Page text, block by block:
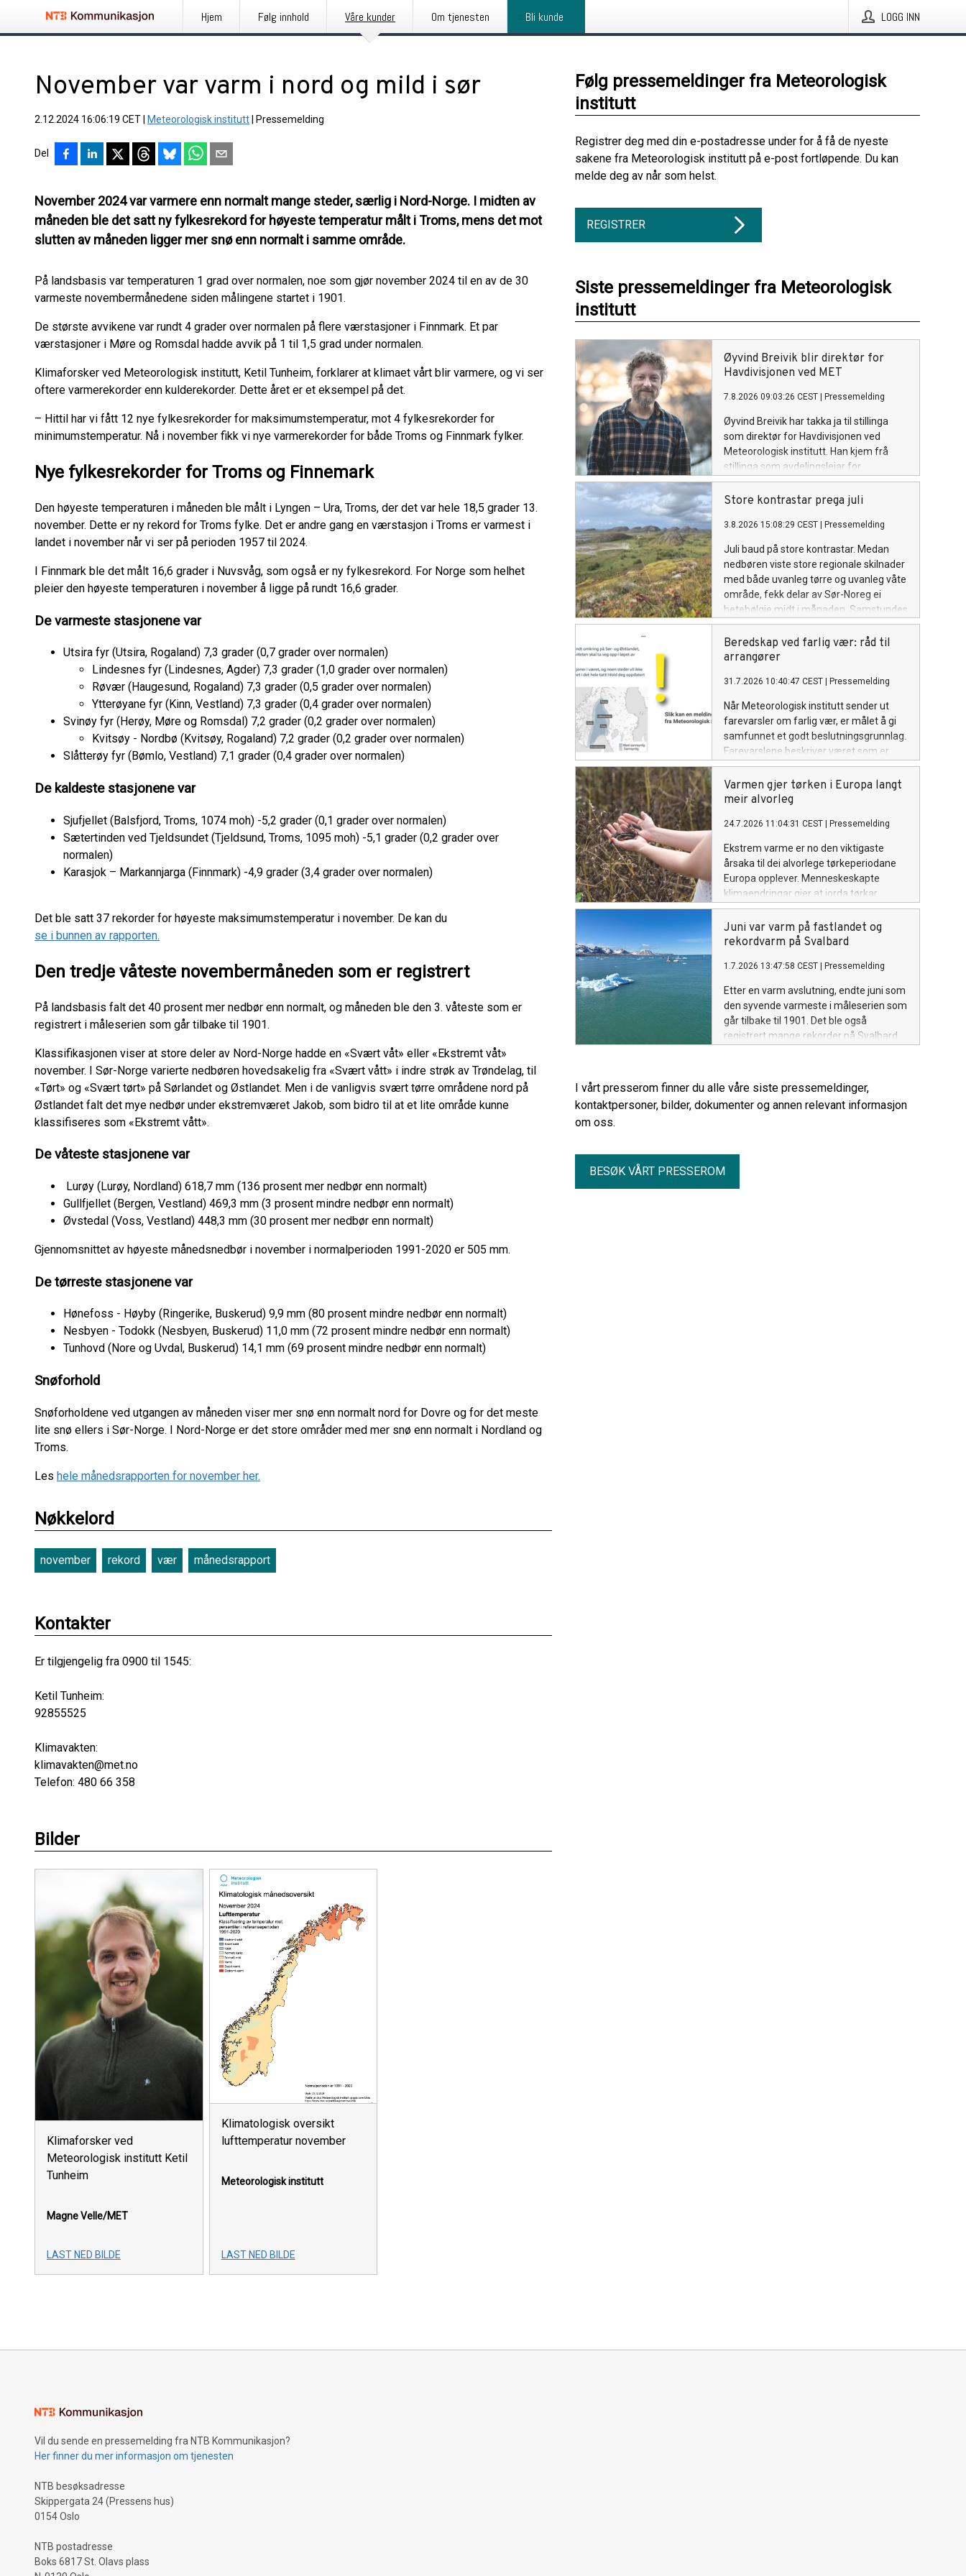
Hjem Følg innhold Våre kunder Om tjenesten Bli kunde LOGG INN
November var varm i nord og mild i sør
2.12.2024 16:06:19 CET Meteorologisk institutt Pressemelding
Del
November 2024 var varmere enn normalt mange steder, særlig i Nord-Norge. I midten av
måneden ble det satt ny fylkesrekord for høyeste temperatur målt i Troms, mens det mot
slutten av måneden ligger mer snø enn normalt i samme område.
På landsbasis var temperaturen 1 grad over normalen, noe som gjør november 2024 til en av de 30
varmeste novembermånedene siden målingene startet i 1901.
De største avvikene var rundt 4 grader over normalen på flere værstasjoner i Finnmark. Et par
værstasjoner i Møre og Romsdal hadde avvik på 1 til 1,5 grad under normalen.
Klimaforsker ved Meteorologisk institutt, Ketil Tunheim, forklarer at klimaet vårt blir varmere, og vi ser
oftere varmerekorder enn kulderekorder. Dette året er et eksempel på det.
– Hittil har vi fått 12 nye fylkesrekorder for maksimumstemperatur, mot 4 fylkesrekorder for
minimumstemperatur. Nå i november fikk vi nye varmerekorder for både Troms og Finnmark fylker.
Nye fylkesrekorder for Troms og Finnemark
Den høyeste temperaturen i måneden ble målt i Lyngen – Ura, Troms, der det var hele 18,5 grader 13.
november. Dette er ny rekord for Troms fylke. Det er andre gang en værstasjon i Troms er varmest i
landet i november når vi ser på perioden 1957 til 2024.
I Finnmark ble det målt 16,6 grader i Nuvsvåg, som også er ny fylkesrekord. For Norge som helhet
pleier den høyeste temperaturen i november å ligge på rundt 16,6 grader.
De varmeste stasjonene var
Utsira fyr (Utsira, Rogaland) 7,3 grader (0,7 grader over normalen)
Lindesnes fyr (Lindesnes, Agder) 7,3 grader (1,0 grader over normalen)
Røvær (Haugesund, Rogaland) 7,3 grader (0,5 grader over normalen)
Ytterøyane fyr (Kinn, Vestland) 7,3 grader (0,4 grader over normalen)
Svinøy fyr (Herøy, Møre og Romsdal) 7,2 grader (0,2 grader over normalen)
Kvitsøy - Nordbø (Kvitsøy, Rogaland) 7,2 grader (0,2 grader over normalen)
Slåtterøy fyr (Bømlo, Vestland) 7,1 grader (0,4 grader over normalen)
De kaldeste stasjonene var
Sjufjellet (Balsfjord, Troms, 1074 moh) -5,2 grader (0,1 grader over normalen)
Sætertinden ved Tjeldsundet (Tjeldsund, Troms, 1095 moh) -5,1 grader (0,2 grader over
normalen)
Karasjok – Markannjarga (Finnmark) -4,9 grader (3,4 grader over normalen)
Det ble satt 37 rekorder for høyeste maksimumstemperatur i november. De kan du
se i bunnen av rapporten.
Den tredje våteste novembermåneden som er registrert
På landsbasis falt det 40 prosent mer nedbør enn normalt, og måneden ble den 3. våteste som er
registrert i måleserien som går tilbake til 1901.
Klassifikasjonen viser at store deler av Nord-Norge hadde en «Svært våt» eller «Ekstremt våt»
november. I Sør-Norge varierte nedbøren hovedsakelig fra «Svært vått» i indre strøk av Trøndelag, til
«Tørt» og «Svært tørt» på Sørlandet og Østlandet. Men i de vanligvis svært tørre områdene nord på
Østlandet falt det mye nedbør under ekstremværet Jakob, som bidro til at et lite område kunne
klassifiseres som «Ekstremt vått».
De våteste stasjonene var
Lurøy (Lurøy, Nordland) 618,7 mm (136 prosent mer nedbør enn normalt)
Gullfjellet (Bergen, Vestland) 469,3 mm (3 prosent mindre nedbør enn normalt)
Øvstedal (Voss, Vestland) 448,3 mm (30 prosent mer nedbør enn normalt)
Gjennomsnittet av høyeste månedsnedbør i november i normalperioden 1991-2020 er 505 mm.
De tørreste stasjonene var
Hønefoss - Høyby (Ringerike, Buskerud) 9,9 mm (80 prosent mindre nedbør enn normalt)
Nesbyen - Todokk (Nesbyen, Buskerud) 11,0 mm (72 prosent mindre nedbør enn normalt)
Tunhovd (Nore og Uvdal, Buskerud) 14,1 mm (69 prosent mindre nedbør enn normalt)
Snøforhold
Snøforholdene ved utgangen av måneden viser mer snø enn normalt nord for Dovre og for det meste
lite snø ellers i Sør-Norge. I Nord-Norge er det store områder med mer snø enn normalt i Nordland og
Troms.
Les hele månedsrapporten for november her.
Nøkkelord
november rekord vær månedsrapport
Kontakter
Er tilgjengelig fra 0900 til 1545:
Ketil Tunheim:
92855525
Klimavakten:
klimavakten@met.no
Telefon: 480 66 358
Bilder
Klimaforsker ved
Meteorologisk institutt Ketil
Tunheim
Magne Velle/MET
LAST NED BILDE
Klimatologisk oversikt
lufttemperatur november
Meteorologisk institutt
LAST NED BILDE
Følg pressemeldinger fra Meteorologisk
institutt
Registrer deg med din e-postadresse under for å få de nyeste
sakene fra Meteorologisk institutt på e-post fortløpende. Du kan
melde deg av når som helst.
REGISTRER
Siste pressemeldinger fra Meteorologisk
institutt
Øyvind Breivik blir direktør for
Havdivisjonen ved MET
7.8.2026 09:03:26 CEST Pressemelding
Øyvind Breivik har takka ja til stillinga
som direktør for Havdivisjonen ved
Meteorologisk institutt. Han kjem frå
stillinga som avdelingsleiar for
oseanografi og maritim meteorologi ved
instituttet.
Store kontrastar prega juli
3.8.2026 15:08:29 CEST Pressemelding
Juli baud på store kontrastar. Medan
nedbøren viste store regionale skilnader
med både uvanleg tørre og uvanleg våte
område, fekk delar av Sør-Noreg ei
hetebølgje midt i månaden. Samstundes
var store delar av Europa prega av
langvarig varme, tørke og skogbrannar.
Beredskap ved farlig vær: råd til
arrangører
31.7.2026 10:40:47 CEST Pressemelding
Når Meteorologisk institutt sender ut
farevarsler om farlig vær, er målet å gi
samfunnet et godt beslutningsgrunnlag.
Farevarslene beskriver været som er
ventet, hvor det vil ramme, og hvilke
konsekvenser det kan få. Beslutningen
om å avlyse, utsette eller gjennomføre
Varmen gjer tørken i Europa langt
meir alvorleg
24.7.2026 11:04:31 CEST Pressemelding
Ekstrem varme er no den viktigaste
årsaka til dei alvorlege tørkeperiodane
Europa opplever. Menneskeskapte
klimaendringar gjer at jorda tørkar
raskare ut, sjølv i område der nedbøren
ikkje har blitt vesentleg mindre, seier ny
studie.
Juni var varm på fastlandet og
rekordvarm på Svalbard
1.7.2026 13:47:58 CEST Pressemelding
Etter en varm avslutning, endte juni som
den syvende varmeste i måleserien som
går tilbake til 1901. Det ble også
registrert mange rekorder på Svalbard.
I vårt presserom finner du alle våre siste pressemeldinger,
kontaktpersoner, bilder, dokumenter og annen relevant informasjon
om oss.
BESØK VÅRT PRESSEROM
Vil du sende en pressemelding fra NTB Kommunikasjon?
Her finner du mer informasjon om tjenesten
NTB besøksadresse
Skippergata 24 (Pressens hus)
0154 Oslo
NTB postadresse
Boks 6817 St. Olavs plass